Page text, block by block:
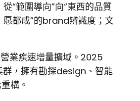
“範圍導向”向“東西的品質
愿都成”的brand辨識度；文
業疾速增量擴域。2025
群，擁有勘探design、智能
構。